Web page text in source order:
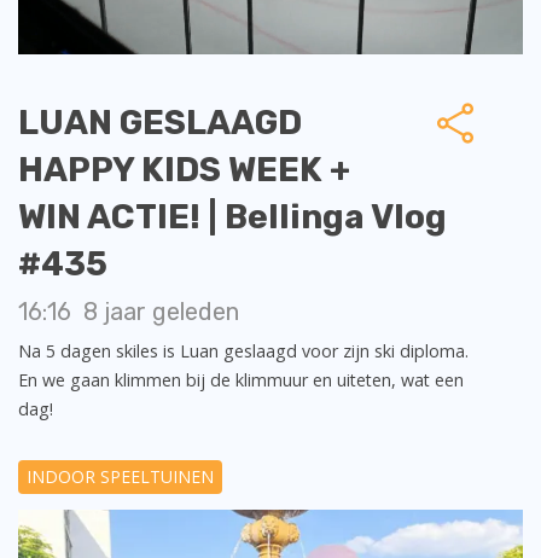
LUAN GESLAAGD
HAPPY KIDS WEEK +
WIN ACTIE! | Bellinga Vlog
#435
16:16 8 jaar geleden
Na 5 dagen skiles is Luan geslaagd voor zijn ski diploma.
En we gaan klimmen bij de klimmuur en uiteten, wat een
dag!
INDOOR SPEELTUINEN